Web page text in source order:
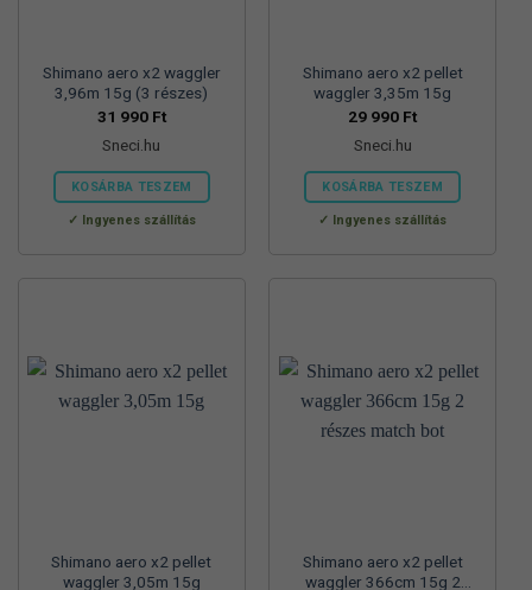
Shimano aero x2 waggler
3,96m 15g (3 részes)
31 990 Ft
Sneci.hu
KOSÁRBA TESZEM
Ingyenes szállítás
Shimano aero x2 pellet
waggler 3,35m 15g
29 990 Ft
Sneci.hu
KOSÁRBA TESZEM
Ingyenes szállítás
Shimano aero x2 pellet
waggler 3,05m 15g
Shimano aero x2 pellet
waggler 366cm 15g 2